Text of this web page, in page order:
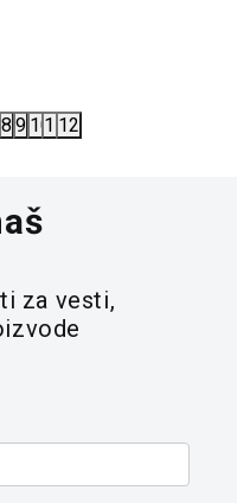
8 9 101112
za vesti,